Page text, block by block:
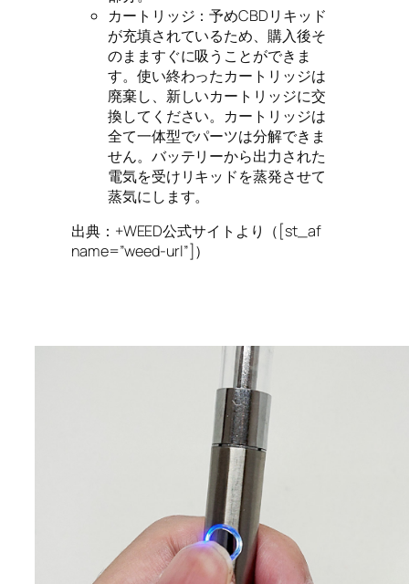
カートリッジ ：予めCBDリキッド
が充填されているため、購入後そ
のまますぐに吸うことができま
す。使い終わったカートリッジは
廃棄し、新しいカートリッジに交
換してください。カートリッジは
全て一体型でパーツは分解できま
せん。バッテリーから出力された
電気を受けリキッドを蒸発させて
蒸気にします。
出典：+WEED公式サイトより（[st_af
name=”weed-url”]）